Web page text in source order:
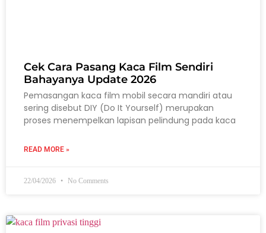
Cek Cara Pasang Kaca Film Sendiri
Bahayanya Update 2026
Pemasangan kaca film mobil secara mandiri atau
sering disebut DIY (Do It Yourself) merupakan
proses menempelkan lapisan pelindung pada kaca
READ MORE »
22/04/2026 No Comments